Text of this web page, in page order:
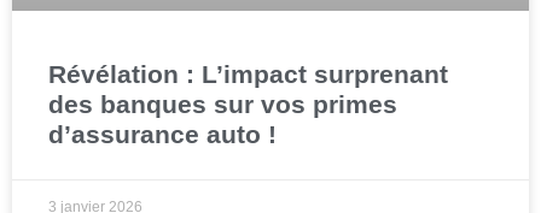
Révélation : L’impact surprenant
des banques sur vos primes
d’assurance auto !
3 janvier 2026